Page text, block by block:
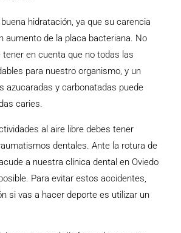
hidratación, ya que su carencia
aumento de la placa bacteriana. No
en cuenta que no todas las
para nuestro organismo, y un
azucaradas y carbonatadas puede
caries.
al aire libre debes tener
dentales. Ante la rotura de
a nuestra clínica dental en Oviedo
Para evitar estos accidentes,
si vas a hacer deporte es utilizar un